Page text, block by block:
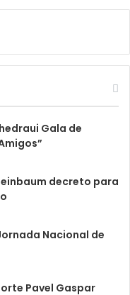
Gala de
decreto para
Nacional de
Pavel Gaspar